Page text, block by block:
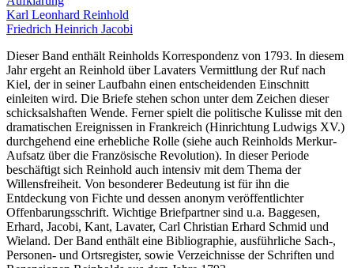
Karl Leonhard Reinhold
Friedrich Heinrich Jacobi
Dieser Band enthält Reinholds Korrespondenz von 1793. In diesem
Jahr ergeht an Reinhold über Lavaters Vermittlung der Ruf nach
Kiel, der in seiner Laufbahn einen entscheidenden Einschnitt
einleiten wird. Die Briefe stehen schon unter dem Zeichen dieser
schicksalshaften Wende. Ferner spielt die politische Kulisse mit den
dramatischen Ereignissen in Frankreich (Hinrichtung Ludwigs XV.)
durchgehend eine erhebliche Rolle (siehe auch Reinholds Merkur-
Aufsatz über die Französische Revolution). In dieser Periode
beschäftigt sich Reinhold auch intensiv mit dem Thema der
Willensfreiheit. Von besonderer Bedeutung ist für ihn die
Entdeckung von Fichte und dessen anonym veröffentlichter
Offenbarungsschrift. Wichtige Briefpartner sind u.a. Baggesen,
Erhard, Jacobi, Kant, Lavater, Carl Christian Erhard Schmid und
Wieland. Der Band enthält eine Bibliographie, ausführliche Sach-,
Personen- und Ortsregister, sowie Verzeichnisse der Schriften und